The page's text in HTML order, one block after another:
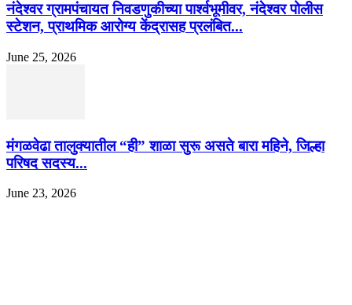
नंदेश्वर ग्रामपंचायत निवडणुकीच्या पार्श्वभूमीवर, नंदेश्वर पोलीस
स्टेशन, प्राथमिक आरोग्य केंद्रासह प्रलंबित...
June 25, 2026
मंगळवेढा तालुक्यातील “ही” शाळा सुरू असते बारा महिने, जिल्हा
परिषद सदस्य...
June 23, 2026